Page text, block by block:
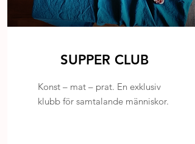
SUPPER CLUB
Konst – mat – prat. En exklusiv
klubb för samtalande människor.